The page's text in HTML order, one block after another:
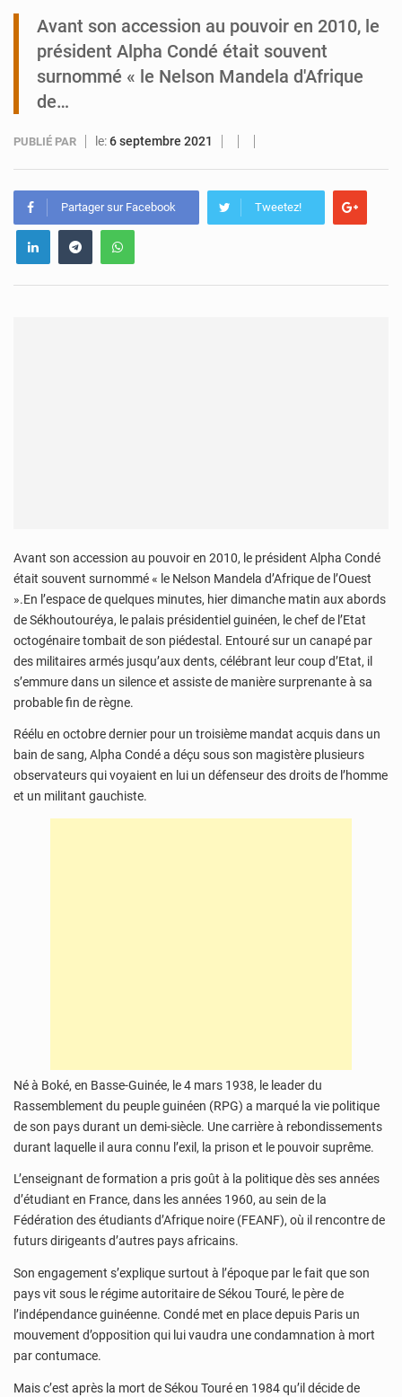
Tibiri : le dialogue, nouveau terrain de jeu pour la paix
Avant son accession au pouvoir en 2010, le
président Alpha Condé était souvent
surnommé « le Nelson Mandela d'Afrique
de…
PUBLIÉ PAR le:6 septembre 2021
Partager sur Facebook Tweetez!
Avant son accession au pouvoir en 2010, le président Alpha Condé
était souvent surnommé « le Nelson Mandela d’Afrique de l’Ouest
».En l’espace de quelques minutes, hier dimanche matin aux abords
de Sékhoutouréya, le palais présidentiel guinéen, le chef de l’Etat
octogénaire tombait de son piédestal. Entouré sur un canapé par
des militaires armés jusqu’aux dents, célébrant leur coup d’Etat, il
s’emmure dans un silence et assiste de manière surprenante à sa
probable fin de règne.
Réélu en octobre dernier pour un troisième mandat acquis dans un
bain de sang, Alpha Condé a déçu sous son magistère plusieurs
observateurs qui voyaient en lui un défenseur des droits de l’homme
et un militant gauchiste.
Né à Boké, en Basse-Guinée, le 4 mars 1938, le leader du
Rassemblement du peuple guinéen (RPG) a marqué la vie politique
de son pays durant un demi-siècle. Une carrière à rebondissements
durant laquelle il aura connu l’exil, la prison et le pouvoir suprême.
L’enseignant de formation a pris goût à la politique dès ses années
d’étudiant en France, dans les années 1960, au sein de la
Fédération des étudiants d’Afrique noire (FEANF), où il rencontre de
futurs dirigeants d’autres pays africains.
Son engagement s’explique surtout à l’époque par le fait que son
pays vit sous le régime autoritaire de Sékou Touré, le père de
l’indépendance guinéenne. Condé met en place depuis Paris un
mouvement d’opposition qui lui vaudra une condamnation à mort
par contumace.
Mais c’est après la mort de Sékou Touré en 1984 qu’il décide de